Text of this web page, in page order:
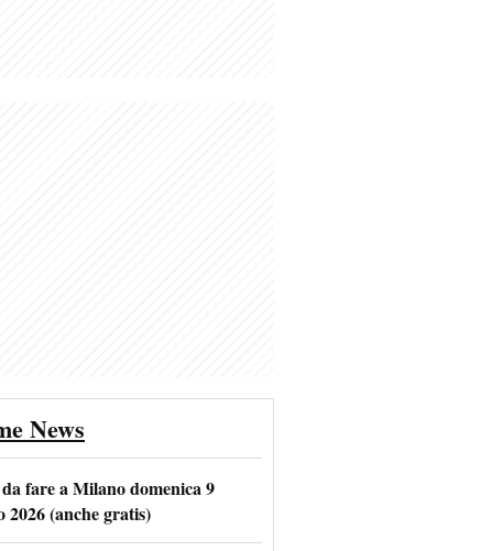
News
da fare a Milano domenica 9
2026 (anche gratis)